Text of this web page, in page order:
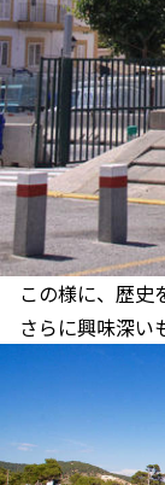
この様に、歴史
さらに興味深い